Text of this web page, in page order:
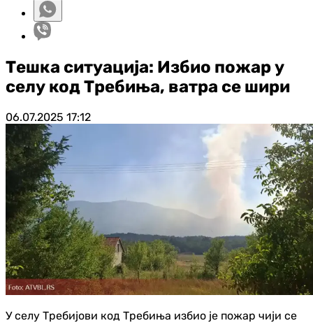
Тешка ситуација: Избио пожар у
селу код Требиња, ватра се шири
06.07.2025 17:12
У селу Требијови код Требиња избио је пожар чији се